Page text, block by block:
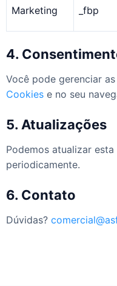
Marketing _fbp
4.
Você pode gerenciar
Cookies e no seu
5. Atualizações
Podemos atualizar
periodicamente.
6. Contato
Dúvidas?